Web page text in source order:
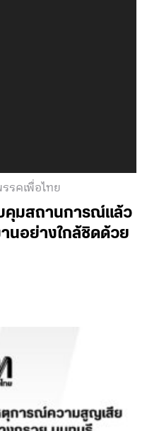
รคเพื่อไทย
คุมสถานการณ์แล้ว
นอย่างใกล้ชิดด้วย